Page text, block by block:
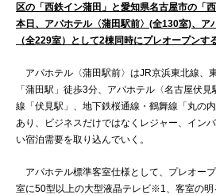
区の「西鉄イン蒲田」と愛知県名古屋市の「
本日、アパホテル〈蒲田駅前〉(全130室)、ア
（全229室）として2棟同時にプレオープンする
アパホテル〈蒲田駅前〉はJR京浜東北線、
「蒲田駅」徒歩3分、アパホテル〈名古屋伏
線「伏見駅」、地下鉄桜通線・鶴舞線「丸の
あり、ビジネスだけではなくレジャー、イン
い宿泊需要を取り込んでいく。
アパホテル標準客室仕様として、プレオー
室に50型以上の大型液晶テレビ※1、客室の